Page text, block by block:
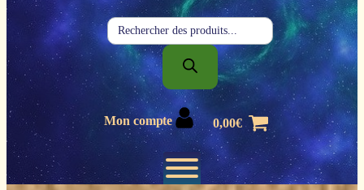
Recherche
de
produits
Mon compte 0,00€